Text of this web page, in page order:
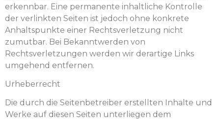
erkennbar. Eine permanente inhaltliche Kontrolle
der verlinkten Seiten ist jedoch ohne konkrete
Anhaltspunkte einer Rechtsverletzung nicht
zumutbar. Bei Bekanntwerden von
Rechtsverletzungen werden wir derartige Links
umgehend entfernen.
Urheberrecht
Die durch die Seitenbetreiber erstellten Inhalte und
Werke auf diesen Seiten unterliegen dem